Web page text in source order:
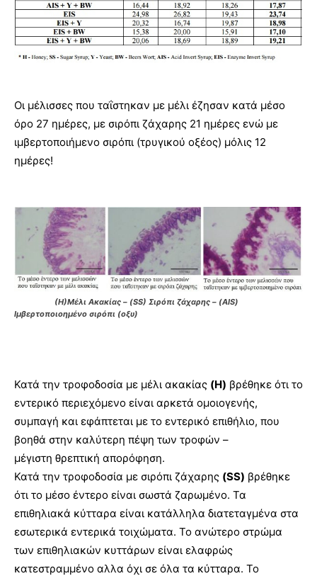
Οι μέλισσες που ταΐστηκαν με μέλι έζησαν κατά μέσο
όρο 27 ημέρες, με σιρόπι ζάχαρης 21 ημέρες ενώ με
ιμβερτοποιήμενο σιρόπι (τρυγικού οξέος) μόλις 12
ημέρες!
(H)Μέλι Ακακίας – (SS) Σιρόπι ζάχαρης – (AIS)
Ιμβερτοποιοημένο σιρόπι (οξυ)
Κατά την τροφοδοσία με μέλι ακακίας (H) βρέθηκε ότι το
εντερικό περιεχόμενο είναι αρκετά ομοιογενής,
συμπαγή και εφάπτεται με το εντερικό επιθήλιο, που
βοηθά στην καλύτερη πέψη των τροφών –
μέγιστη θρεπτική απορόφηση.
Κατά την τροφοδοσία με σιρόπι ζάχαρης (SS) βρέθηκε
ότι το μέσο έντερο είναι σωστά ζαρωμένο. Τα
επιθηλιακά κύτταρα είναι κατάλληλα διατεταγμένα στα
εσωτερικά εντερικά τοιχώματα. Το ανώτερο στρώμα
των επιθηλιακών κυττάρων είναι ελαφρώς
κατεστραμμένο αλλα όχι σε όλα τα κύτταρα. Το